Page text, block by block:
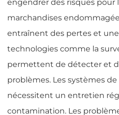
engendrer des risques pour
marchandises
entraînent des pertes et
technologies comme la
permettent de détecter et
problèmes. Les systèmes
nécessitent un entretien
contamination. Les